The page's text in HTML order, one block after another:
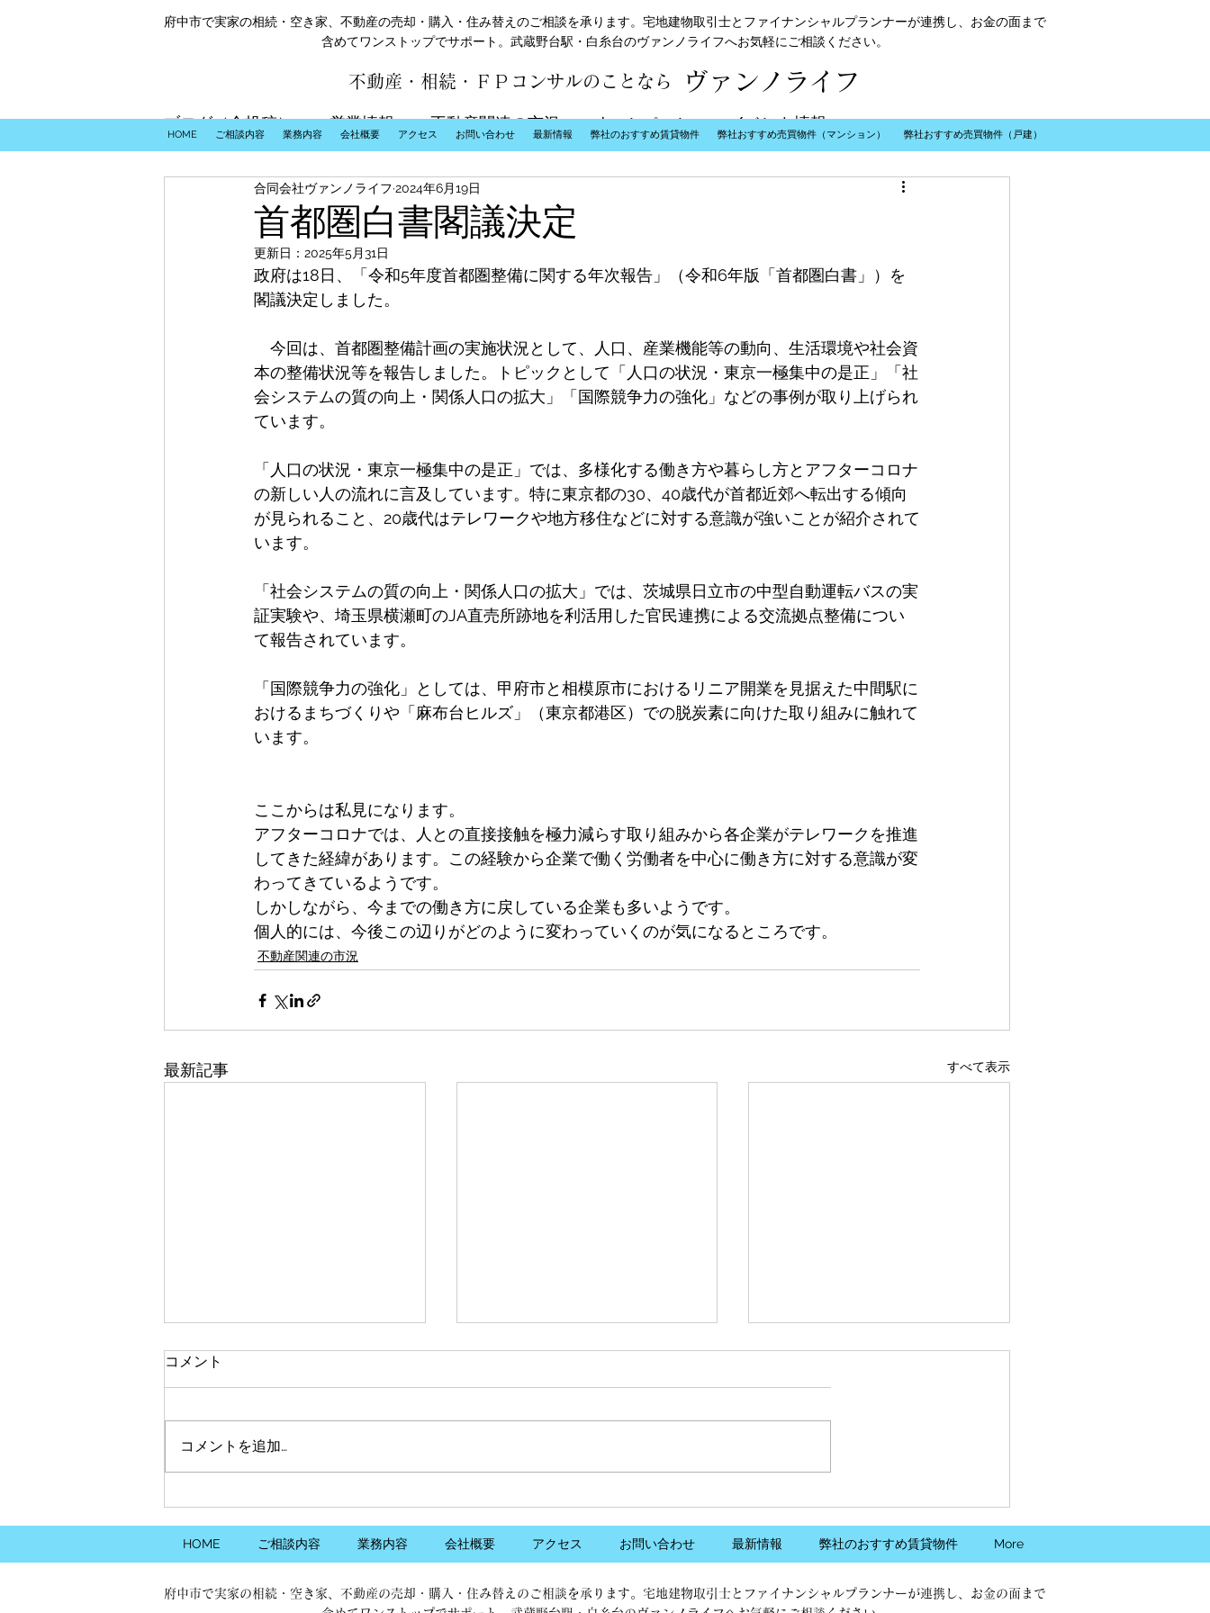
府中市で実家の相続・空き家、不動産の売却・購入・住み替えのご相談を承ります。宅地建物取引士とファイナンシャルプランナーが連携し、お金の面まで
含めてワンストップでサポート。武蔵野台駅・白糸台のヴァンノライフへお気軽にご相談ください。
不動産・相続・ＦＰコンサルのことなら ヴァンノライフ
HOME ご相談内容 業務内容 会社概要 アクセス お問い合わせ 最新情報 弊社のおすすめ賃貸物件 弊社おすすめ売買物件（マンション） 弊社おすすめ売買物件（戸建）
ブログ（全投稿） 営業情報 不動産関連の市況 キャンペーン イベント情報
首都圏白書閣議決定
合同会社ヴァンノライフ 2024年6月19日
更新日： 2025年5月31日
政府は18日、「令和5年度首都圏整備に関する年次報告」（令和6年版「首都圏白書」）を
閣議決定しました。
今回は、首都圏整備計画の実施状況として、人口、産業機能等の動向、生活環境や社会資
本の整備状況等を報告しました。トピックとして「人口の状況・東京一極集中の是正」「社
会システムの質の向上・関係人口の拡大」「国際競争力の強化」などの事例が取り上げられ
ています。
「人口の状況・東京一極集中の是正」では、多様化する働き方や暮らし方とアフターコロナ
の新しい人の流れに言及しています。特に東京都の30、40歳代が首都近郊へ転出する傾向
が見られること、20歳代はテレワークや地方移住などに対する意識が強いことが紹介されて
います。
「社会システムの質の向上・関係人口の拡大」では、茨城県日立市の中型自動運転バスの実
証実験や、埼玉県横瀬町のJA直売所跡地を利活用した官民連携による交流拠点整備につい
て報告されています。
「国際競争力の強化」としては、甲府市と相模原市におけるリニア開業を見据えた中間駅に
おけるまちづくりや「麻布台ヒルズ」（東京都港区）での脱炭素に向けた取り組みに触れて
います。
ここからは私見になります。
アフターコロナでは、人との直接接触を極力減らす取り組みから各企業がテレワークを推進
してきた経緯があります。この経験から企業で働く労働者を中心に働き方に対する意識が変
わってきているようです。
しかしながら、今までの働き方に戻している企業も多いようです。
個人的には、今後この辺りがどのように変わっていくのが気になるところです。
不動産関連の市況
最新記事 すべて表示
賃貸マンション家賃が6エリ
産情報ネットワークにおける「全
国主要都市の『賃貸マンション・
入居者が1ヵ月に支払う「賃料
＋管理費・共益費等」を「家賃」
と定義。首都圏（東京23区、東
2025年9月の住宅ローン金利
利動向は、一般財団法人住宅金融
＜対象銀行＞ みすほ銀行
三菱UFJ銀行 三井住友銀
行 りそな銀行...
首都圏新築小規模戸建て価格
宅の平均価格動向を発表しまし
満、最寄り駅からの所要時間が徒
歩30分以内もしくはバス20分以
内、木造で土地・建物共に所有権
の...
コメント
コメントを追加…
HOME ご相談内容 業務内容 会社概要 アクセス お問い合わせ 最新情報 弊社のおすすめ賃貸物件 More
府中市で実家の相続・空き家、不動産の売却・購入・住み替えのご相談を承ります。宅地建物取引士とファイナンシャルプランナーが連携し、お金の面まで